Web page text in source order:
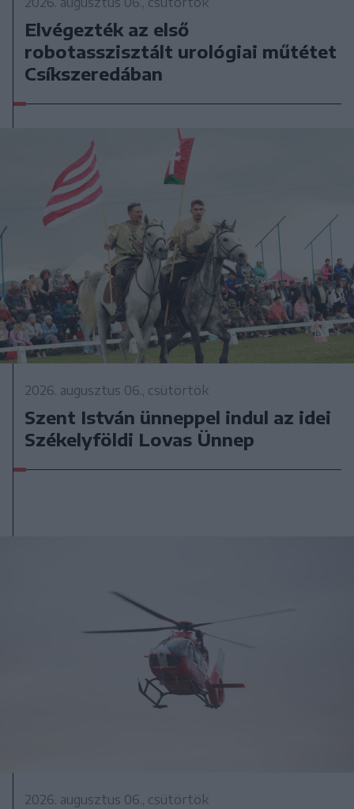
Elvégezték az első
robotasszisztált urológiai műtétet
Csíkszeredában
2026. augusztus 06., csütörtök
Szent István ünneppel indul az idei
Székelyföldi Lovas Ünnep
2026. augusztus 06., csütörtök